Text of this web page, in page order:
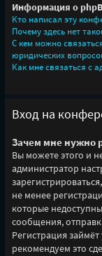
Информация о
Кто написал эту
Почему здесь нет
С кем можно
юридических
Как мне связаться с
Вход на
Зачем мне нужно
Вы можете этого и
администратор
не менее
которые
сообщения,
Регистрация
рекомендуем это